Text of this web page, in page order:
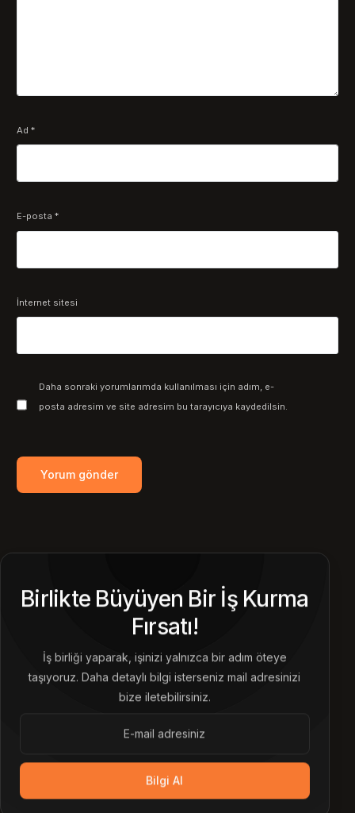
Ad*
E-posta*
İnternet sitesi
Daha sonraki yorumlarımda kullanılması için adım, e-
posta adresim ve site adresim bu tarayıcıya kaydedilsin.
Birlikte Büyüyen Bir İş Kurma
Fırsatı!
İş birliği yaparak, işinizi yalnızca bir adım öteye
taşıyoruz. Daha detaylı bilgi isterseniz mail adresinizi
bize iletebilirsiniz.
Bilgi Al